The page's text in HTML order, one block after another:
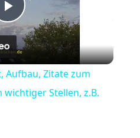
Play
Video
Aufbau, Zitate zum
Stellen, z.B.